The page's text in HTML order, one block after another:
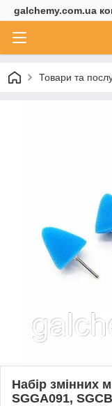
galchemy.com.ua
Товари та
Набір змінних
SGGA091, SGCB